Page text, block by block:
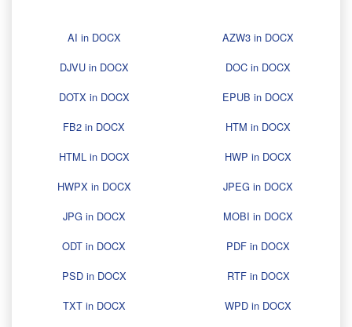
AI in DOCX
AZW3 in DOCX
DJVU in DOCX
DOC in DOCX
DOTX in DOCX
EPUB in DOCX
FB2 in DOCX
HTM in DOCX
HTML in DOCX
HWP in DOCX
HWPX in DOCX
JPEG in DOCX
JPG in DOCX
MOBI in DOCX
ODT in DOCX
PDF in DOCX
PSD in DOCX
RTF in DOCX
TXT in DOCX
WPD in DOCX